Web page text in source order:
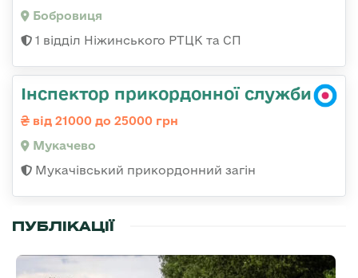
Бобровиця
1 відділ Ніжинського РТЦК та СП
Інспектор прикордонної служби
від 21000 до 25000 грн
Мукачево
Мукачівський прикордонний загін
ПУБЛІКАЦІЇ